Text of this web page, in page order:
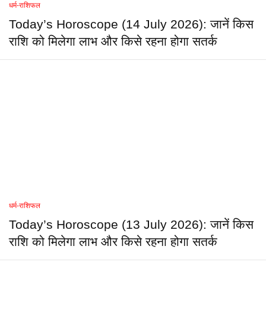
धर्म-राशिफल
Today’s Horoscope (14 July 2026): जानें किस
राशि को मिलेगा लाभ और किसे रहना होगा सतर्क
धर्म-राशिफल
Today’s Horoscope (13 July 2026): जानें किस
राशि को मिलेगा लाभ और किसे रहना होगा सतर्क